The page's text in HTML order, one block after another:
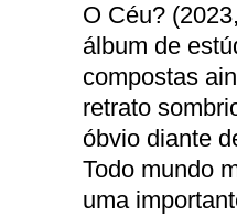
O Céu?
álbum de
compostas
retrato
óbvio diante
Todo mundo
uma